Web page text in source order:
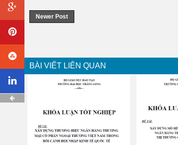
Newer Post
BÀI VIẾT LIÊN QUAN